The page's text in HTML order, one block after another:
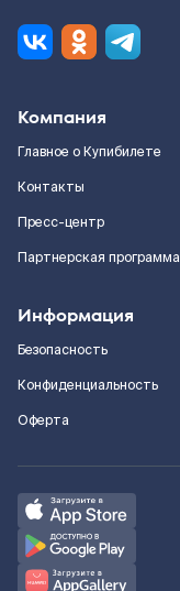
Компания
Главное о Купибилете
Контакты
Пресс-центр
Партнерская программа
Информация
Безопасность
Конфиденциальность
Оферта